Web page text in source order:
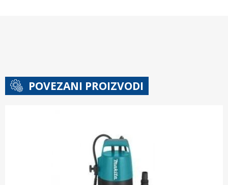
POVEZANI PROIZVODI